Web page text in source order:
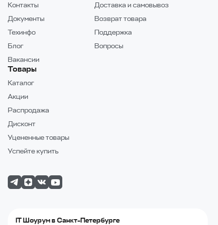
Контакты
Документы
Техинфо
Блог
Вакансии
Доставка и самовывоз
Возврат товара
Поддержка
Вопросы
Товары
Каталог
Акции
Распродажа
Дисконт
Уцененные товары
Успейте купить
IT Шоурум в Санкт-Петербурге